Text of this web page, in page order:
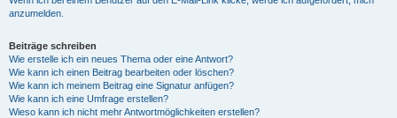
anzumelden.
Beiträge schreiben
Wie erstelle ich ein neues Thema oder eine Antwort?
Wie kann ich einen Beitrag bearbeiten oder löschen?
Wie kann ich meinem Beitrag eine Signatur anfügen?
Wie kann ich eine Umfrage erstellen?
Wieso kann ich nicht mehr Antwortmöglichkeiten erstellen?